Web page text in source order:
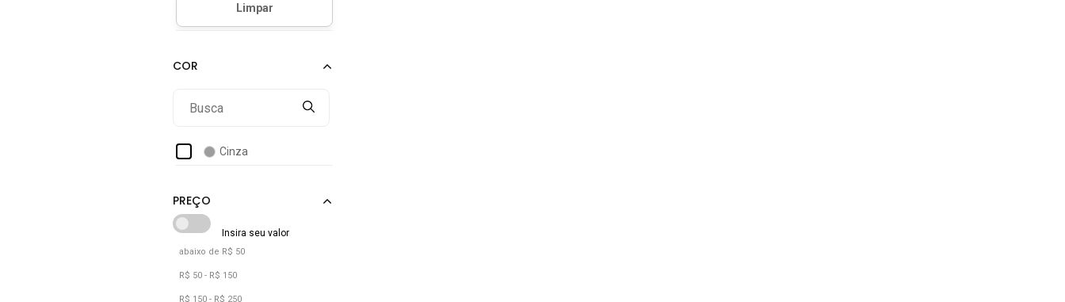
Cinza
abaixo de R$ 50
R$ 50 - R$ 150
R$ 150 - R$ 250